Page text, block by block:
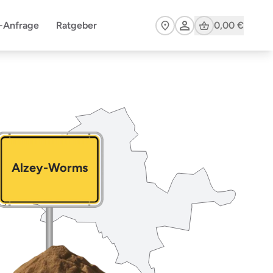
Anfrage Ratgeber Cart0,00 €
Alzey-Worms